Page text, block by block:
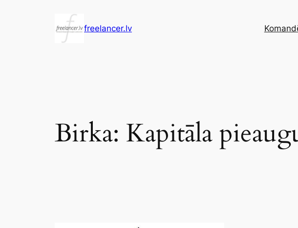
freelancer.lv
Birka: Kapitāla